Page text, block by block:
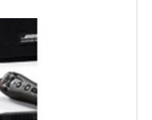
tem a tar....